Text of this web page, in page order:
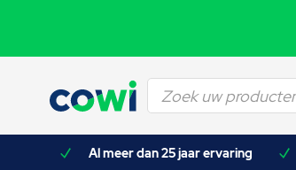
Producten
zoeken
Al meer dan 25 jaar ervaring